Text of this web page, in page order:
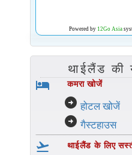
Powered by 12Go Asia
थाईलैंड की
hotel कमरा खोजें
arrow_circle_right होटल खोजें
arrow_circle_right गैस्टहाउस
flight_takeoff थाईलैंड के लिए